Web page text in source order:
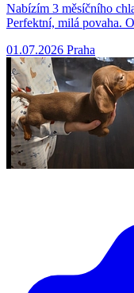
Nabízím 3 měsíčního
Perfektní, milá povaha.
01.07.2026 Praha